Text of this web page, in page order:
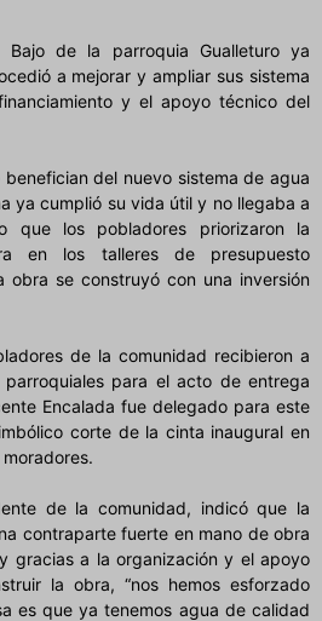
Bajo de la parroquia Gualleturo ya
a mejorar y ampliar sus sistema
y el apoyo técnico del
del nuevo sistema de agua
ya cumplió su vida útil y no llegaba a
que los pobladores priorizaron la
en los talleres de presupuesto
obra se construyó con una inversión
de la comunidad recibieron a
para el acto de entrega
Encalada fue delegado para este
corte de la cinta inaugural en
de la comunidad, indicó que la
contraparte fuerte en mano de obra
gracias a la organización y el apoyo
la obra, “nos hemos esforzado
es que ya tenemos agua de calidad